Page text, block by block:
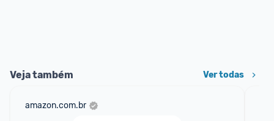
Veja também Ver todas
amazon.com.br